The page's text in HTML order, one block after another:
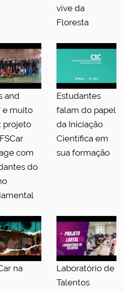
vive da
Floresta
and
e muito
projeto
com
do
Estudantes
falam do papel
da Iniciação
Científica em
sua formação
na
Laboratório de
Talentos